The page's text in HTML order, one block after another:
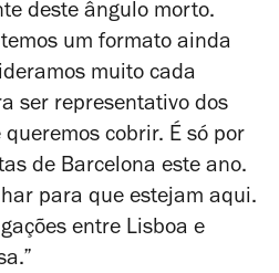
deste ângulo morto.
um formato ainda
muito cada
ser representativo dos
cobrir. É só por
de Barcelona este ano.
para que estejam aqui.
entre Lisboa e